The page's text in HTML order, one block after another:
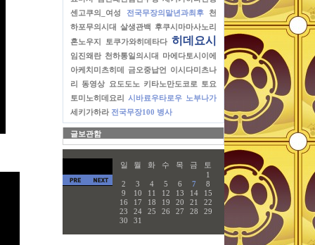
센고쿠의_여성
전국무장의말년과최후
천
하포무의시대 살생관백 후쿠시마마사노리
혼노우지
토쿠가와히데타다 히데요시
임진왜란 천하통일의시대 마에다토시이에
아케치미츠히데 금오중납언 이시다미츠나
리 동영상 요도도노 키타노만도코로
토요
토미노히데요리 시바료우타로우 노부나가
세키가하라 전국무장100 병사
글보관함
일 월 화 수 목 금
토
1
2
3 4 5 6 7
8
9
10 11 12 13 14
15
16
17 18 19 20 21
22
23
24 25 26 27 28
29
30
31